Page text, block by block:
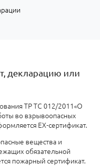
декларацию или
ТР ТС 012/2011«О
во взрывоопасных
EX-сертификат.
вещества и
обязательной
пожарный сертификат.